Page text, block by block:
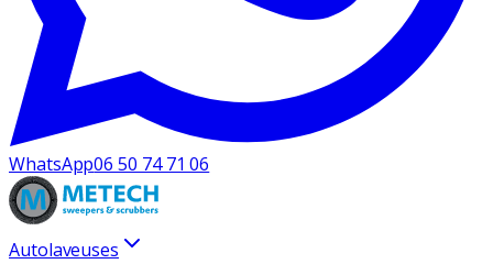
WhatsApp06 50 74 71 06
Autolaveuses